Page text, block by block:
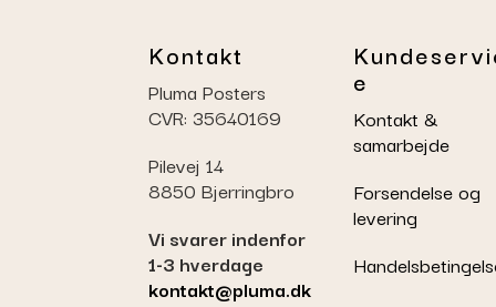
Kontakt
Pluma Posters
CVR: 35640169
Pilevej 14
8850 Bjerringbro
Vi svarer indenfor
1-3 hverdage
kontakt@pluma.dk
e
Kontakt &
samarbejde
Forsendelse og
levering